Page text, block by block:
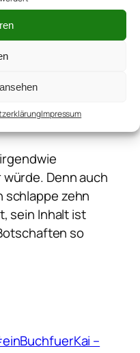
Impressum
kleine Lobhudelei |
Denn auch
schlappe zehn
sein Inhalt ist
so
–